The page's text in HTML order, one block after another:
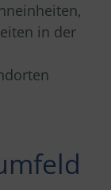
in der